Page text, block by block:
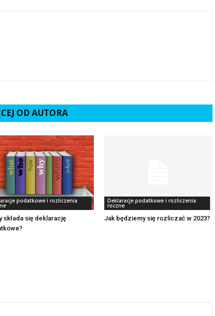
OD AUTORA
podatkowe i rozliczenia
składa się deklarację
Deklaracje podatkowe i rozliczenia
roczne
Jak będziemy się rozliczać w 2023?